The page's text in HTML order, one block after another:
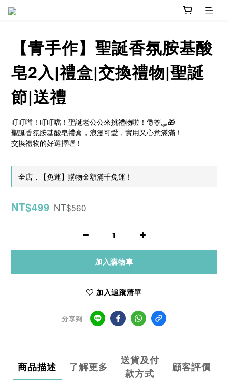
【青手作】聖誕香氛胺基酸
皂2入|禮盒|交換禮物|聖誕
節|送禮
叮叮噹！叮叮噹！聖誕老公公來挑禮物啦！🎅🦌🛷🎁
聖誕香氛胺基酸皂禮盒，浪漫可愛，實用又心意滿滿！
交換禮物的好選擇喔！
全店，【免運】購物金額滿千免運！
NT$499 NT$560
加入購物車
加入追蹤清單
分享到
商品描述 了解更多
送貨及付
款方式
顧客評價